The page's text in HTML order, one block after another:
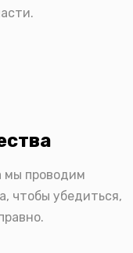
мы проводим
чтобы убедиться,